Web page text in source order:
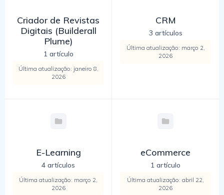
Criador de Revistas
Digitais (Builderall
Plume)
1 artículo
Última atualização: janeiro 8,
2026
CRM
3 artículos
Última atualização: março 2,
2026
E-Learning
4 artículos
Última atualização: março 2,
2026
eCommerce
1 artículo
Última atualização: abril 22,
2026